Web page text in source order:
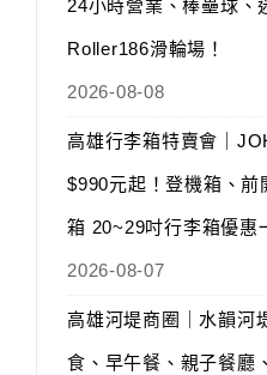
24小時營業、棒壘球、
Roller186滑輪場！
2026-08-08
高雄行李箱特賣會｜
$990元起！登機箱、
箱 20~29吋行李箱優惠
2026-08-07
高雄河堤商圈｜水韻
食、早午餐、親子餐廳